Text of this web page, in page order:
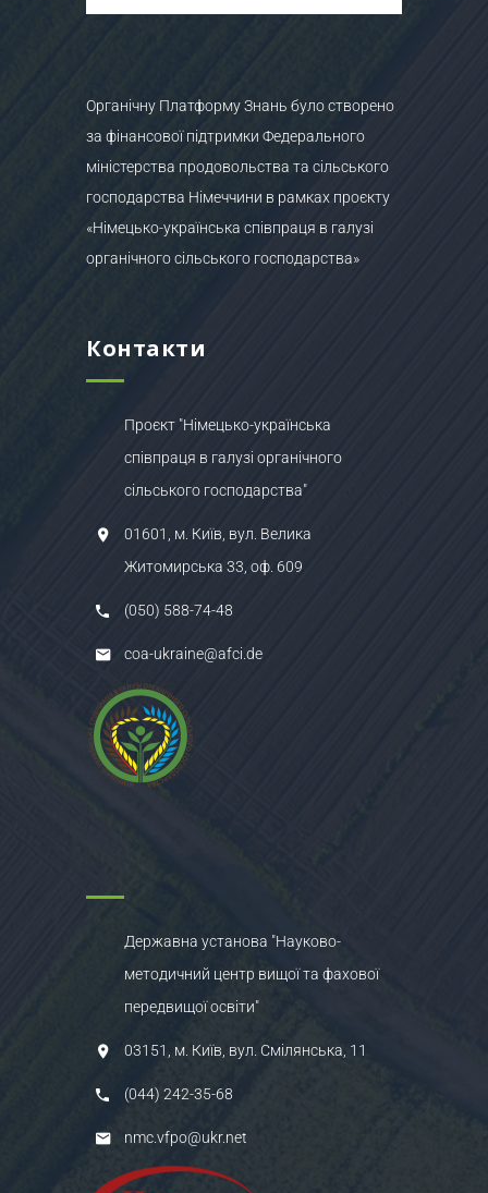
Органічну Платформу Знань було створено
за фінансової підтримки Федерального
міністерства продовольства та сільського
господарства Німеччини в рамках проєкту
«Німецько-українська співпраця в галузі
органічного сільського господарства»
Контакти
Проєкт "Німецько-українська
співпраця в галузі органічного
сільського господарства"
01601, м. Київ, вул. Велика
Житомирська 33, оф. 609
(050) 588-74-48
coa-ukraine@afci.de
Державна установа "Науково-
методичний центр вищої та фахової
передвищої освіти"
03151, м. Київ, вул. Смілянська, 11
(044) 242-35-68
nmc.vfpo@ukr.net